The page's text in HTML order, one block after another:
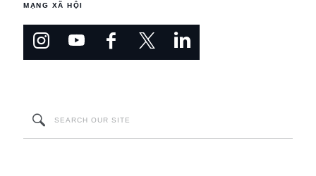
MẠNG XÃ HỘI